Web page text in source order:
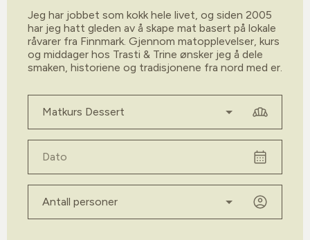
Jeg har jobbet som kokk hele livet, og siden 2005
har jeg hatt gleden av å skape mat basert på lokale
råvarer fra Finnmark. Gjennom matopplevelser, kurs
og middager hos Trasti & Trine ønsker jeg å dele
smaken, historiene og tradisjonene fra nord med er.